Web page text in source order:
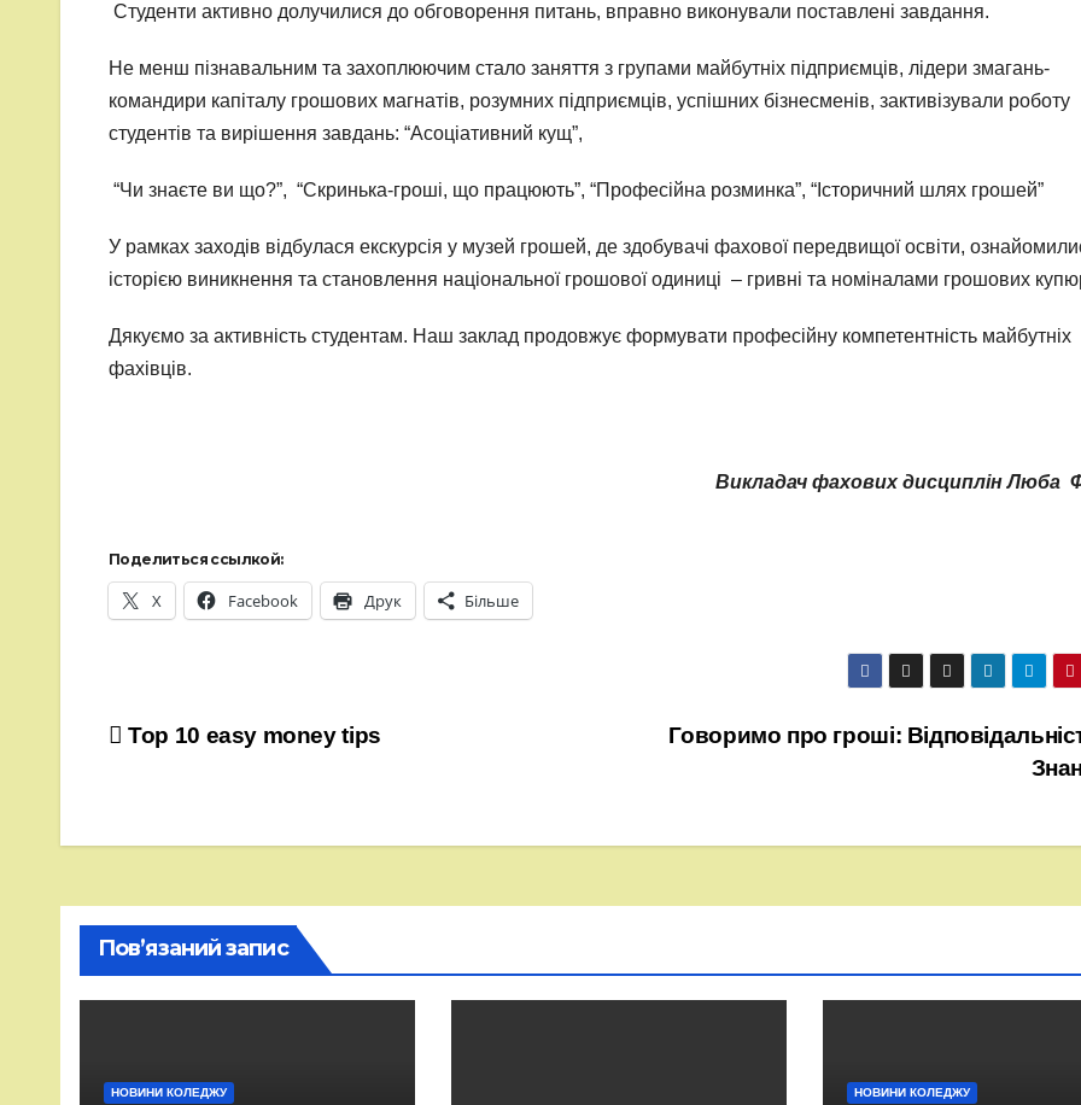
Студенти активно долучилися до обговорення питань, вправно виконували поставлені завдання.
Не менш пізнавальним та захоплюючим стало заняття з групами майбутніх підприємців, лідери змагань-
командири капіталу грошових магнатів, розумних підприємців, успішних бізнесменів, зактивізували роботу
студентів та вирішення завдань: “Асоціативний кущ”,
“Чи знаєте ви що?”, “Скринька-гроші, що працюють”, “Професійна розминка”, “Історичний шлях грошей”
У рамках заходів відбулася екскурсія у музей грошей, де здобувачі фахової передвищої освіти,
історією виникнення та становлення національної грошової одиниці – гривні та номіналами грошових
Дякуємо за активність студентам. Наш заклад продовжує формувати професійну компетентність майбутніх
фахівців.
Викладач фахових дисциплін Люба
Поделиться ссылкой:
X Facebook Друк Більше
Навігація
Говоримо про гроші:
Top 10 easy money tips
Пов’язаний запис
НОВИНИ КОЛЕДЖУ НОВИНИ КОЛЕДЖУ